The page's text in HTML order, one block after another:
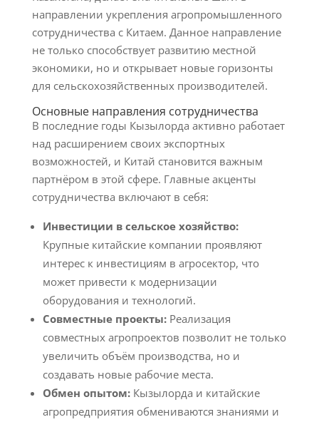
направлении укрепления агропромышленного
сотрудничества с Китаем. Данное направление
не только способствует развитию местной
экономики, но и открывает новые горизонты
для сельскохозяйственных производителей.
Основные направления сотрудничества
В последние годы Кызылорда активно работает
над расширением своих экспортных
возможностей, и Китай становится важным
партнёром в этой сфере. Главные акценты
сотрудничества включают в себя:
Инвестиции в сельское хозяйство:
Крупные китайские компании проявляют
интерес к инвестициям в агросектор, что
может привести к модернизации
оборудования и технологий.
Совместные проекты:Реализация
совместных агропроектов позволит не только
увеличить объём производства, но и
создавать новые рабочие места.
Обмен опытом:Кызылорда и китайские
агропредприятия обмениваются знаниями и